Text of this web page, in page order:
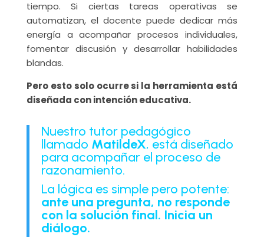
tiempo. Si ciertas tareas operativas se
automatizan, el docente puede dedicar más
energía a acompañar procesos individuales,
fomentar discusión y desarrollar habilidades
blandas.
Pero esto solo ocurre si la herramienta está
diseñada con intención educativa.
Nuestro tutor pedagógico
llamado MatildeX, está diseñado
para acompañar el proceso de
razonamiento.
La lógica es simple pero potente:
ante una pregunta, no responde
con la solución final. Inicia un
diálogo.